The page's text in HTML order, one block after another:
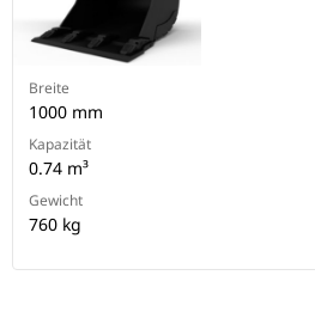
Breite
1000 mm
Kapazität
0.74 m³
Gewicht
760 kg